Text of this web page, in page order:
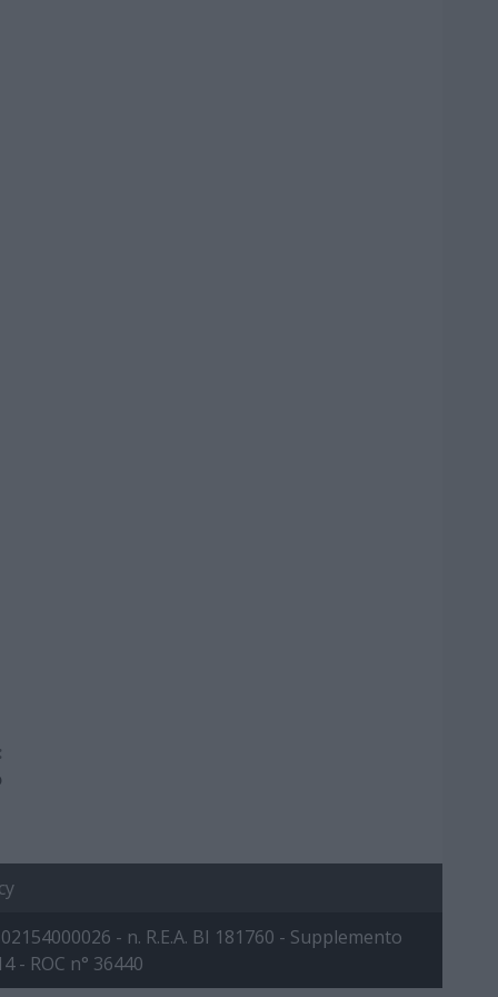
- n. R.E.A. BI 181760 - Supplemento
- ROC n° 36440